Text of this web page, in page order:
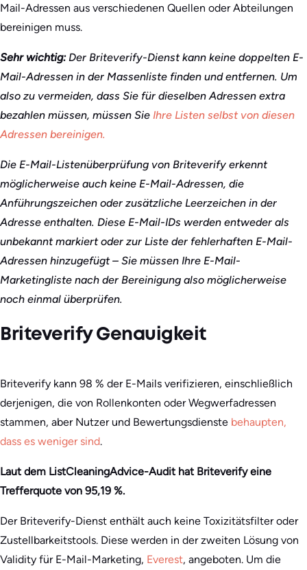
Mail-Adressen aus verschiedenen Quellen oder Abteilungen
bereinigen muss.
Sehr wichtig: Der Briteverify-Dienst kann keine doppelten E-
Mail-Adressen in der Massenliste finden und entfernen. Um
also zu vermeiden, dass Sie für dieselben Adressen extra
bezahlen müssen, müssen Sie Ihre Listen selbst von diesen
Adressen bereinigen.
Die E-Mail-Listenüberprüfung von Briteverify erkennt
möglicherweise auch keine E-Mail-Adressen, die
Anführungszeichen oder zusätzliche Leerzeichen in der
Adresse enthalten. Diese E-Mail-IDs werden entweder als
unbekannt markiert oder zur Liste der fehlerhaften E-Mail-
Adressen hinzugefügt – Sie müssen Ihre E-Mail-
Marketingliste nach der Bereinigung also möglicherweise
noch einmal überprüfen.
Briteverify Genauigkeit
Briteverify kann 98 % der E-Mails verifizieren, einschließlich
derjenigen, die von Rollenkonten oder Wegwerfadressen
stammen, aber Nutzer und Bewertungsdienste behaupten,
dass es weniger sind.
Laut dem ListCleaningAdvice-Audit hat Briteverify eine
Trefferquote von 95,19 %.
Der Briteverify-Dienst enthält auch keine Toxizitätsfilter oder
Zustellbarkeitstools. Diese werden in der zweiten Lösung von
Validity für E-Mail-Marketing, Everest, angeboten. Um die